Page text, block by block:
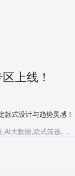
上线！
式设计与趋势灵感！
运动元素,潮流运动风,服装品牌,运动服,时尚趋势,户外生活,知衣科技,AI大数据,款式筛选,社交媒体,趋势报告